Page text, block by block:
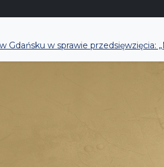
w sprawie przedsięwzięcia: